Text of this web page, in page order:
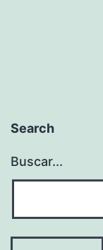
Search
Buscar...